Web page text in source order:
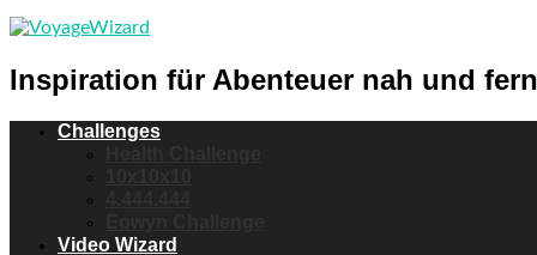
Inspiration für Abenteuer nah und
Challenges
Video Wizard